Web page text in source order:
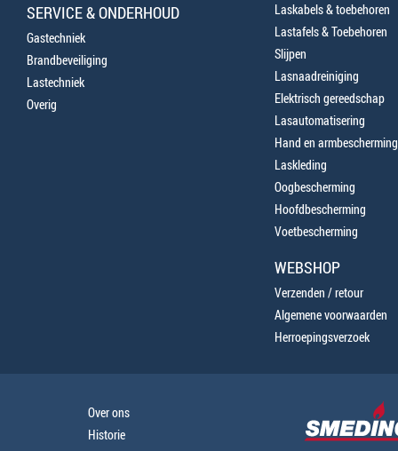
SERVICE & ONDERHOUD
Gastechniek
Brandbeveiliging
Lastechniek
Overig
Laskabels & toebehoren
Lastafels & Toebehoren
Slijpen
Lasnaadreiniging
Elektrisch gereedschap
Lasautomatisering
Hand en armbescherming
Laskleding
Oogbescherming
Hoofdbescherming
Voetbescherming
WEBSHOP
Verzenden / retour
Algemene voorwaarden
Herroepingsverzoek
Over ons
Historie